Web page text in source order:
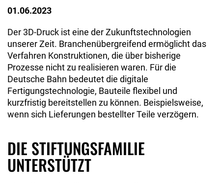
01.06.2023
Der 3D-Druck ist eine der Zukunftstechnologien
unserer Zeit. Branchenübergreifend ermöglicht das
Verfahren Konstruktionen, die über bisherige
Prozesse nicht zu realisieren waren. Für die
Deutsche Bahn bedeutet die digitale
Fertigungstechnologie, Bauteile flexibel und
kurzfristig bereitstellen zu können. Beispielsweise,
wenn sich Lieferungen bestellter Teile verzögern.
DIE STIFTUNGSFAMILIE
UNTERSTÜTZT